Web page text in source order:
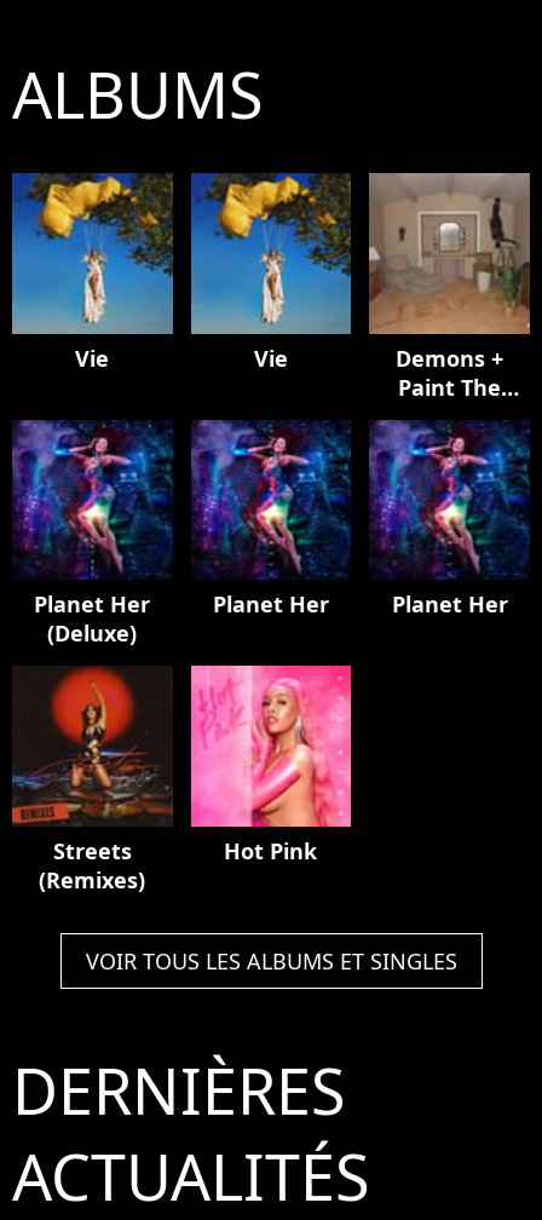
ALBUMS
Vie Vie
Demons +
Paint The
Town Red
Planet Her
(Deluxe)
Planet Her Planet Her
Streets
(Remixes)
Hot Pink
VOIR TOUS LES ALBUMS ET SINGLES
DERNIÈRES
ACTUALITÉS